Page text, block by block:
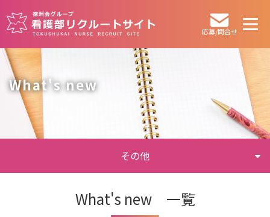
応募/問合せ
What's new
What's new 一覧
その他